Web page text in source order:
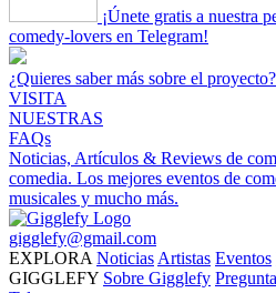
¡Únete gratis a nuestra
comedy-lovers en Telegram!
¿Quieres saber más sobre el
VISITA
NUESTRAS
FAQs
Noticias, Artículos & Reviews de
comedia. Los mejores eventos de
musicales y mucho más.
gigglefy@gmail.com
EXPLORA Noticias Artistas Eventos
GIGGLEFY Sobre Gigglefy